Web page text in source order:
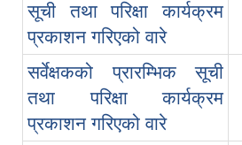
सूची तथा परिक्षा कार्यक्रम
प्रकाशन गरिएको वारे
सर्वेक्षकको प्रारम्भिक सूची
तथा परिक्षा कार्यक्रम
प्रकाशन गरिएको वारे